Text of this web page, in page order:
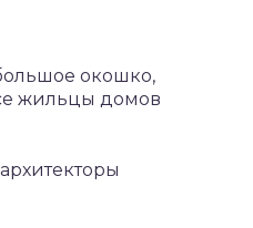
окошко,
жильцы домов